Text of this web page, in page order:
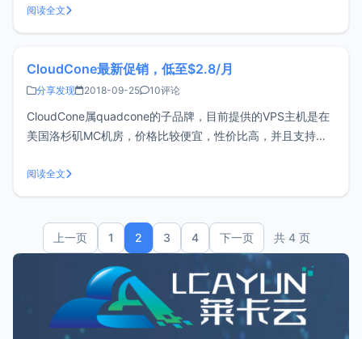
近期搬瓦工上线了一个GIA的低配套餐，价格为$39.99/年，
买了一台用来做CDN还是不错的。配置机房：美国洛杉矶套餐
阅读全文
CloudCone最新促销，低至$2.8/月
分享发现 2018-09-25 10评论
CloudCone属quadcone的子品牌，目前提供的VPS主机是在
美国洛杉矶MC机房，价格比较便宜，性价比高，并且支持按
最低$1.75/月，附评测最近收到CloudCone发来的邮件，进行
新一波的促销活动，结束时间尚不清楚，性价比还
阅读全文
上一页 1 2 3 4 下一页 共 4 页